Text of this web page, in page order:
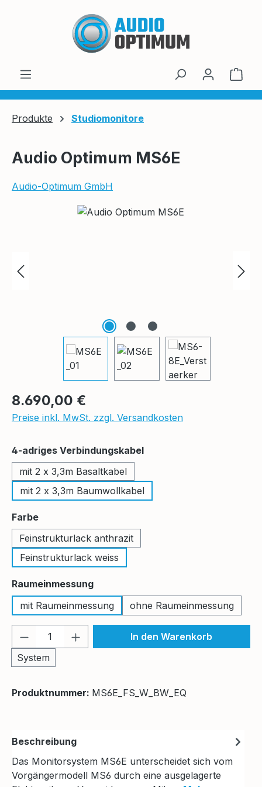
Zum Hauptinhalt springen
Produkte Studiomonitore
Audio Optimum MS6E
Audio-Optimum GmbH
Bildergalerie überspringen
Regulärer Preis:
8.690,00 €
Preise inkl. MwSt. zzgl. Versandkosten
4-adriges Verbindungskabelauswählen
mit 2 x 3,3m Basaltkabel
mit 2 x 3,3m Baumwollkabel
Farbeauswählen
Feinstrukturlack anthrazit
Feinstrukturlack weiss
Raumeinmessungauswählen
mit Raumeinmessung
ohne Raumeinmessung
Produkt Anzahl: Gib den
System
In den Warenkorb
Produktnummer: MS6E_FS_W_BW_EQ
Beschreibung
Das Monitorsystem MS6E unterscheidet sich vom
Vorgängermodell MS6 durch eine ausgelagerte